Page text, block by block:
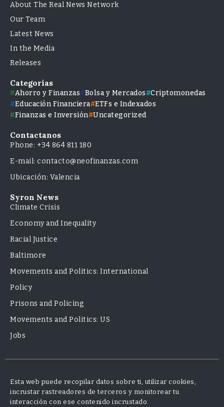
About The Real News Network
Our Team
Latest News
In the Media
Releases
Categorías
Ahorro y Finanzas Bolsa y Mercados
Criptomonedas
Educación Financiera ETFs e Indexados
Finanzas e Inversión Uncategorized
Contactanos
Phone: +34 864 811 180
E-mail: contacto@neofinanzas.com
Ubicación: Valencia
Syron News
Climate Crisis
Economy and Inequality
Racial Justice
Baltimore
Movements and Politics: International
Policy
Prisons and Policing
Movements and Politics: US
Jobs
Esta web puede recopilar datos sobre ti, utilizar cookies,
incrustar rastreadores de terceros y monitorear tu
interacción con ese contenido incrustado.